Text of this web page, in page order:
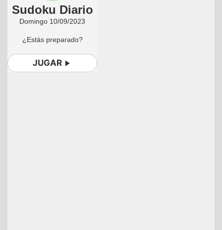
Sudoku Diario
Domingo 10/09/2023
¿Estás preparado?
JUGAR